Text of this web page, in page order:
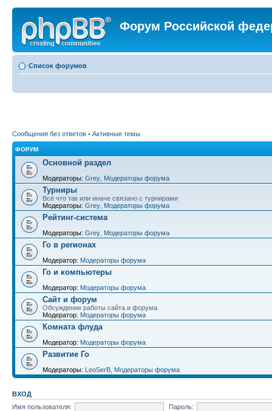
Форум Российской
Список форумов
Сообщения без ответов • Активные темы
ФОРУМ
Основной раздел
Модераторы: Grey Модераторы форума
Турниры
Всё что так или иначе связано с турнирами
Модераторы: Grey Модераторы форума
Рейтинг-система
Модераторы: Grey Модераторы форума
Го в регионах
Модератор: Модераторы форума
Го и компьютеры
Модератор: Модераторы форума
Сайт и форум
Обсуждение работы сайта и форума
Модератор: Модераторы форума
Комната флуда
Модератор: Модераторы форума
Развитие Го
Модераторы: LeoSerB Модераторы форума
ВХОД
Имя пользователя:
Пароль: